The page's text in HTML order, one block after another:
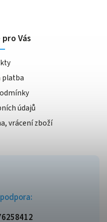
Vás
platba
údajů
vrácení zboží